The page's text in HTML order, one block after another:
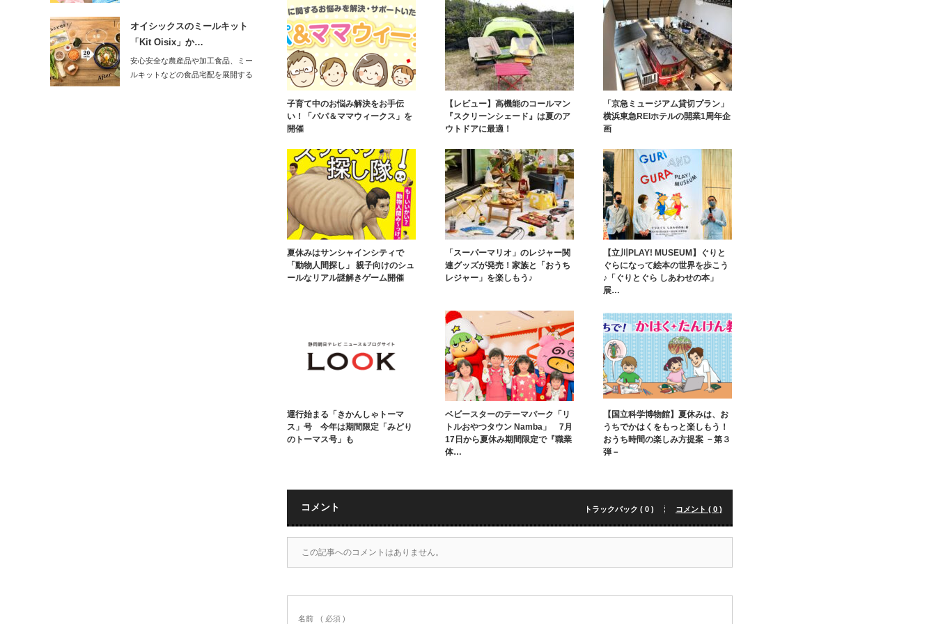
子育て中のお悩み解決をお手伝
い！「パパ＆ママウィークス」を
開催
【レビュー】高機能のコールマン
『スクリーンシェード』は夏のア
ウトドアに最適！
「京急ミュージアム貸切プラン」
横浜東急REIホテルの開業1周年企
画
夏休みはサンシャインシティで
「動物人間探し」 親子向けのシュ
ールなリアル謎解きゲーム開催
「スーパーマリオ」のレジャー関
連グッズが発売！家族と「おうち
レジャー」を楽しもう♪
【立川PLAY! MUSEUM】ぐりと
ぐらになって絵本の世界を歩こう
♪「ぐりとぐら しあわせの本」
展…
運行始まる「きかんしゃトーマ
ス」号 今年は期間限定「みどり
のトーマス号」も
ベビースターのテーマパーク「リ
トルおやつタウン Namba」 7月
17日から夏休み期間限定で『職業
体…
【国立科学博物館】夏休みは、お
うちでかはくをもっと楽しもう！
おうち時間の楽しみ方提案 －第３
弾－
コメント トラックバック ( 0 ) コメント ( 0 )
この記事へのコメントはありません。
名前 ( 必須 )
オイシックスのミールキット
「Kit Oisix」か…
安心安全な農産品や加工食品、ミー
ルキットなどの食品宅配を展開する